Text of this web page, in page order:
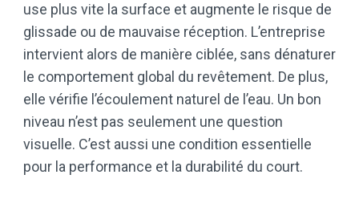
use plus vite la surface et augmente le risque de
glissade ou de mauvaise réception. L’entreprise
intervient alors de manière ciblée, sans dénaturer
le comportement global du revêtement. De plus,
elle vérifie l’écoulement naturel de l’eau. Un bon
niveau n’est pas seulement une question
visuelle. C’est aussi une condition essentielle
pour la performance et la durabilité du court.